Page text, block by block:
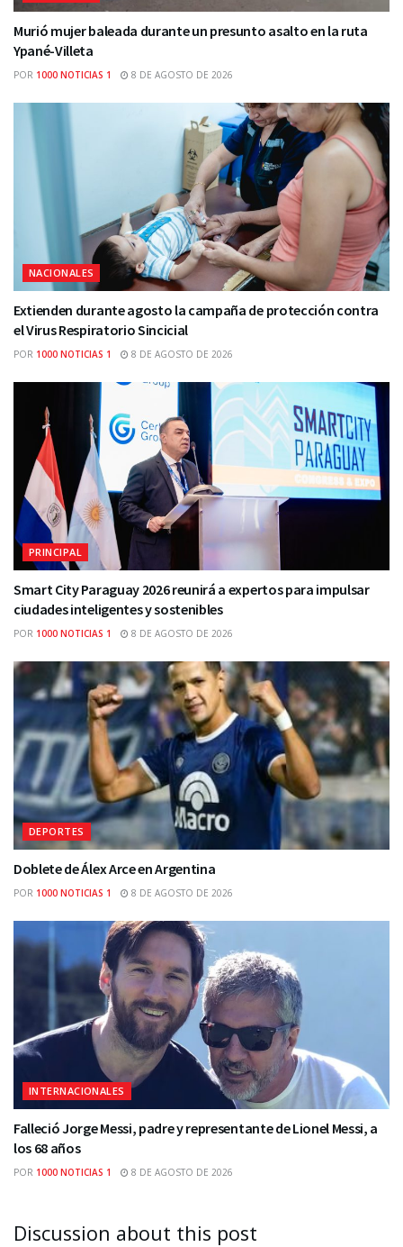
Murió mujer baleada durante un presunto asalto en la ruta
Ypané-Villeta
POR 1000 NOTICIAS 1 8 DE AGOSTO DE 2026
NACIONALES
Extienden durante agosto la campaña de protección contra
el Virus Respiratorio Sincicial
POR 1000 NOTICIAS 1 8 DE AGOSTO DE 2026
PRINCIPAL
Smart City Paraguay 2026 reunirá a expertos para impulsar
ciudades inteligentes y sostenibles
POR 1000 NOTICIAS 1 8 DE AGOSTO DE 2026
DEPORTES
Doblete de Álex Arce en Argentina
POR 1000 NOTICIAS 1 8 DE AGOSTO DE 2026
INTERNACIONALES
Falleció Jorge Messi, padre y representante de Lionel Messi, a
los 68 años
POR 1000 NOTICIAS 1 8 DE AGOSTO DE 2026
Discussion about this post